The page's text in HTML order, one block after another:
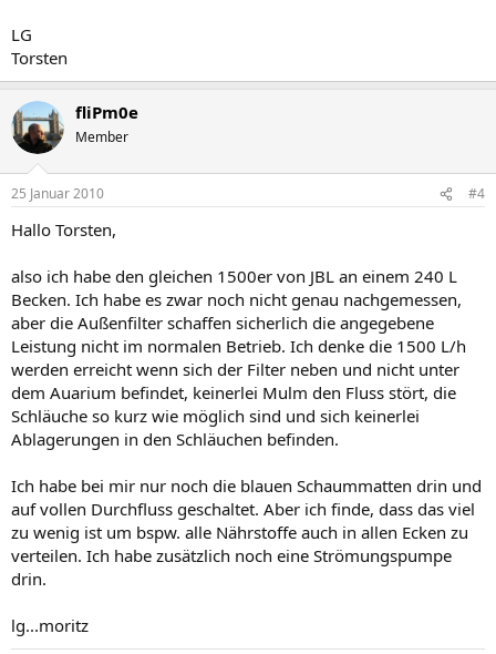
LG
Torsten
fliPm0e
Member
25 Januar 2010 #4
Hallo Torsten,
also ich habe den gleichen 1500er von JBL an einem 240 L
Becken. Ich habe es zwar noch nicht genau nachgemessen,
aber die Außenfilter schaffen sicherlich die angegebene
Leistung nicht im normalen Betrieb. Ich denke die 1500 L/h
werden erreicht wenn sich der Filter neben und nicht unter
dem Auarium befindet, keinerlei Mulm den Fluss stört, die
Schläuche so kurz wie möglich sind und sich keinerlei
Ablagerungen in den Schläuchen befinden.
Ich habe bei mir nur noch die blauen Schaummatten drin und
auf vollen Durchfluss geschaltet. Aber ich finde, dass das viel
zu wenig ist um bspw. alle Nährstoffe auch in allen Ecken zu
verteilen. Ich habe zusätzlich noch eine Strömungspumpe
drin.
lg...moritz